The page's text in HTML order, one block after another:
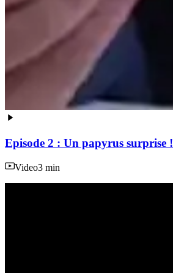
Episode 2 : Un papyrus surprise !
Video3 min